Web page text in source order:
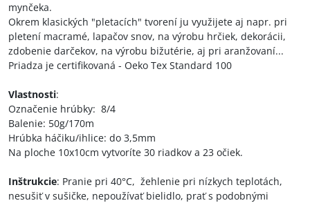
mynčeka.
Okrem klasických "pletacích" tvorení ju využijete aj napr. pri
pletení macramé, lapačov snov, na výrobu hrčiek, dekorácii,
zdobenie darčekov, na výrobu bižutérie, aj pri aranžovaní...
Priadza je certifikovaná - Oeko Tex Standard 100
Vlastnosti:
Označenie hrúbky: 8/4
Balenie: 50g/170m
Hrúbka háčiku/ihlice: do 3,5mm
Na ploche 10x10cm vytvoríte 30 riadkov a 23 očiek.
Inštrukcie: Pranie pri 40°C, žehlenie pri nízkych teplotách,
nesušiť v sušičke, nepoužívať bielidlo, prať s podobnými